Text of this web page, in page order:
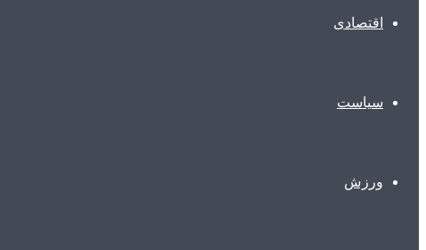
اقتصادی
سیاست
ورزش